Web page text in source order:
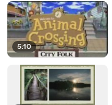
5:10